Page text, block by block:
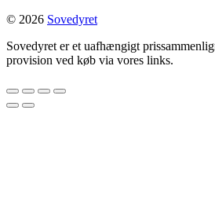
© 2026 Sovedyret
Sovedyret er et uafhængigt
provision ved køb via vores links.